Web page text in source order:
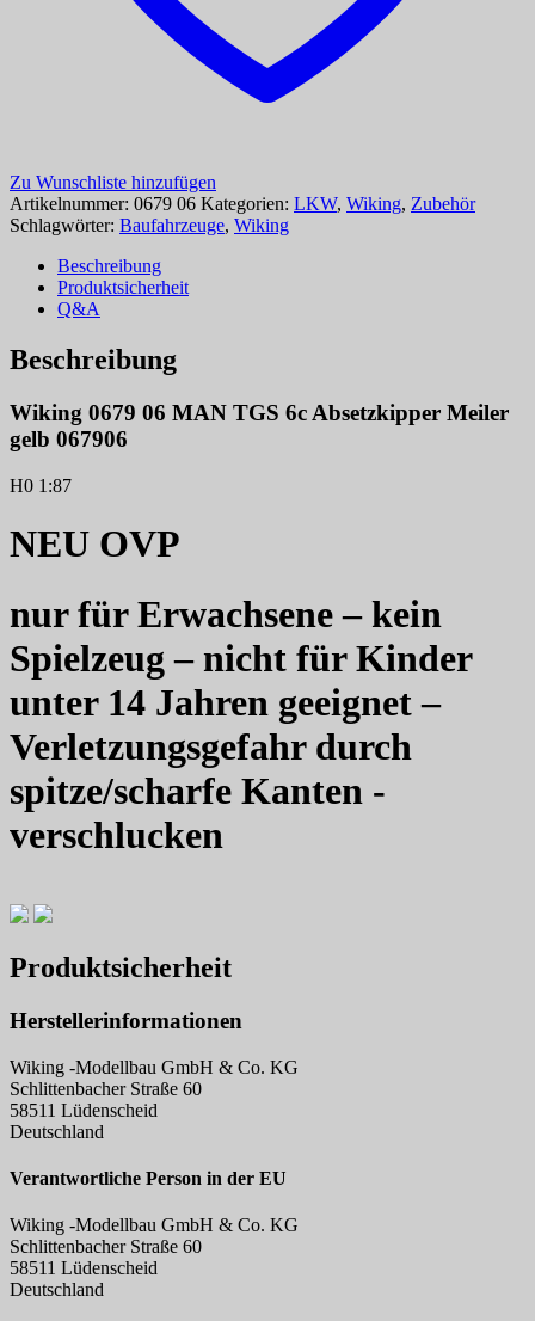
Zu Wunschliste hinzufügen
Artikelnummer: 0679 06 Kategorien: LKW, Wiking, Zubehör
Schlagwörter: Baufahrzeuge, Wiking
Beschreibung
Produktsicherheit
Q&A
Beschreibung
Wiking 0679 06 MAN TGS 6c Absetzkipper Meiler
gelb 067906
H0 1:87
NEU OVP
nur für Erwachsene – kein
Spielzeug – nicht für Kinder
unter 14 Jahren geeignet –
Verletzungsgefahr durch
spitze/scharfe Kanten -
verschlucken
Produktsicherheit
Herstellerinformationen
Wiking -Modellbau GmbH & Co. KG
Schlittenbacher Straße 60
58511 Lüdenscheid
Deutschland
Verantwortliche Person in der EU
Wiking -Modellbau GmbH & Co. KG
Schlittenbacher Straße 60
58511 Lüdenscheid
Deutschland